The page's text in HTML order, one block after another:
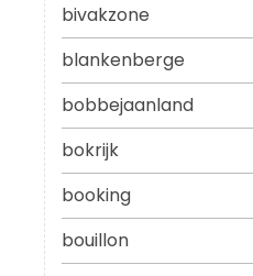
bivakzone
blankenberge
bobbejaanland
bokrijk
booking
bouillon